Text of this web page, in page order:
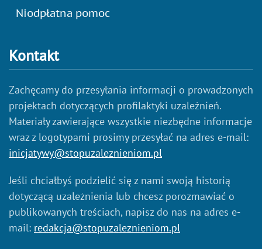
Niodpłatna pomoc
Kontakt
Zachęcamy do przesyłania informacji o prowadzonych
projektach dotyczących profilaktyki uzależnień.
Materiały zawierające wszystkie niezbędne informacje
wraz z logotypami prosimy przesyłać na adres e-mail:
inicjatywy@stopuzaleznieniom.pl
Jeśli chciałbyś podzielić się z nami swoją historią
dotyczącą uzależnienia lub chcesz porozmawiać o
publikowanych treściach, napisz do nas na adres e-
mail: redakcja@stopuzaleznieniom.pl